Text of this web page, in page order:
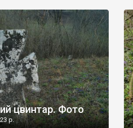
від більшості навколишніх
церква. Точної дати […]
цвинтар. Фото
р.